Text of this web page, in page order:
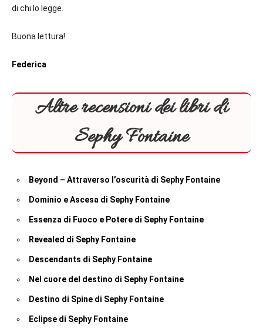
di chi lo legge.
Buona lettura!
Federica
Altre recensioni dei libri di
Sephy Fontaine
Beyond – Attraverso l’oscurità di Sephy Fontaine
Dominio e Ascesa di Sephy Fontaine
Essenza di Fuoco e Potere di Sephy Fontaine
Revealed di Sephy Fontaine
Descendants di Sephy Fontaine
Nel cuore del destino di Sephy Fontaine
Destino di Spine di Sephy Fontaine
Eclipse di Sephy Fontaine